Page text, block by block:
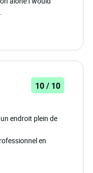
10 / 10
endroit plein de
en